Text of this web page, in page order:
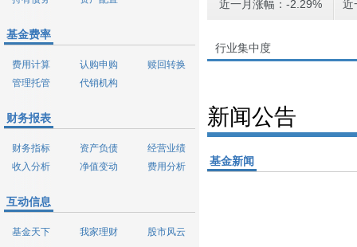
基金费率
费用计算 认购申购
赎回转换
管理托管
代销机构
财务报表
财务指标 资产负债
经营业绩
收入分析
净值变动 费用分析
互动信息
基金天下 我家理财 股市风云
近一月涨幅：-2.29%
近
行业集中度
新闻公告
基金新闻